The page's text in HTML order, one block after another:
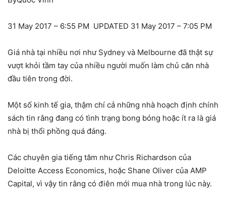
31 May 2017 – 6:55 PM UPDATED 31 May 2017 – 7:05 PM
Giá nhà tại nhiều nơi như Sydney và Melbourne đã thật sự
vượt khỏi tầm tay của nhiều người muốn làm chủ căn nhà
đầu tiên trong đời.
Một số kinh tế gia, thậm chí cả những nhà hoạch định chính
sách tin rằng đang có tình trạng bong bóng hoặc ít ra là giá
nhà bị thổi phồng quá đáng.
Các chuyên gia tiếng tăm như Chris Richardson của
Deloitte Access Economics, hoặc Shane Oliver của AMP
Capital, vì vậy tin rằng có điên mới mua nhà trong lúc này.